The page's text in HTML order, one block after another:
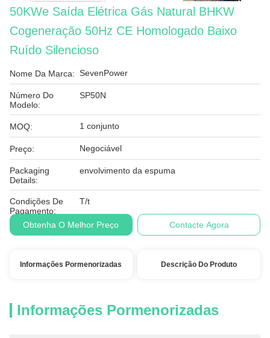
50KWe Saída Elétrica Gás Natural BHKW
Cogeneração 50Hz CE Homologado Baixo
Ruído Silencioso
Nome Da Marca: SevenPower
Número Do
Modelo:
SP50N
MOQ: 1 conjunto
Preço: Negociável
Packaging
Details:
envolvimento da espuma
Condições De
Pagamento:
T/t
Obtenha O Melhor Preço Contacte Agora
Informações Pormenorizadas Descrição Do Produto
Informações Pormenorizadas